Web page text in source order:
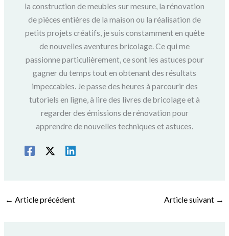
la construction de meubles sur mesure, la rénovation
de pièces entières de la maison ou la réalisation de
petits projets créatifs, je suis constamment en quête
de nouvelles aventures bricolage. Ce qui me
passionne particulièrement, ce sont les astuces pour
gagner du temps tout en obtenant des résultats
impeccables. Je passe des heures à parcourir des
tutoriels en ligne, à lire des livres de bricolage et à
regarder des émissions de rénovation pour
apprendre de nouvelles techniques et astuces.
← Article précédent Article suivant →